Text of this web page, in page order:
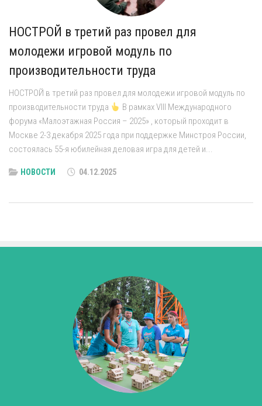
НОСТРОЙ в третий раз провел для
молодежи игровой модуль по
производительности труда
НОСТРОЙ в третий раз провел для молодежи игровой модуль по
производительности труда
В рамках VIII Международного
форума «Малоэтажная Россия – 2025» , который проходит в
Москве 2-3 декабря 2025 года при поддержке Минстроя России,
состоялась 55-я юбилейная деловая игра для детей и...
НОВОСТИ 04.12.2025